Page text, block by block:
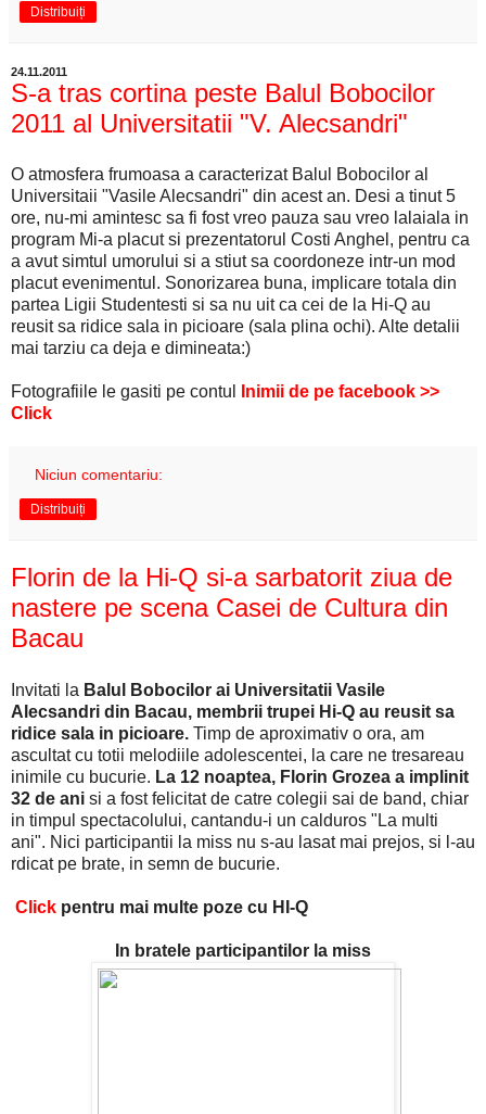
Distribuiți
24.11.2011
S-a tras cortina peste Balul Bobocilor
2011 al Universitatii "V. Alecsandri"
O atmosfera frumoasa a caracterizat Balul Bobocilor al
Universitaii "Vasile Alecsandri" din acest an. Desi a tinut 5
ore, nu-mi amintesc sa fi fost vreo pauza sau vreo lalaiala in
program Mi-a placut si prezentatorul Costi Anghel, pentru ca
a avut simtul umorului si a stiut sa coordoneze intr-un mod
placut evenimentul. Sonorizarea buna, implicare totala din
partea Ligii Studentesti si sa nu uit ca cei de la Hi-Q au
reusit sa ridice sala in picioare (sala plina ochi). Alte detalii
mai tarziu ca deja e dimineata:)
Fotografiile le gasiti pe contul
Inimii de pe facebook >>
Click
Niciun comentariu:
Distribuiți
Florin de la Hi-Q si-a sarbatorit ziua de
nastere pe scena Casei de Cultura din
Bacau
Invitati la Balul Bobocilor ai Universitatii Vasile
Alecsandri din Bacau, membrii trupei Hi-Q au reusit sa
ridice sala in picioare. Timp de aproximativ o ora, am
ascultat cu totii melodiile adolescentei, la care ne tresareau
inimile cu bucurie. La 12 noaptea, Florin Grozea a implinit
32 de ani si a fost felicitat de catre colegii sai de band, chiar
in timpul spectacolului, cantandu-i un calduros "La multi
ani". Nici participantii la miss nu s-au lasat mai prejos, si l-au
rdicat pe brate, in semn de bucurie.
Click pentru mai multe poze cu HI-Q
In bratele participantilor la miss